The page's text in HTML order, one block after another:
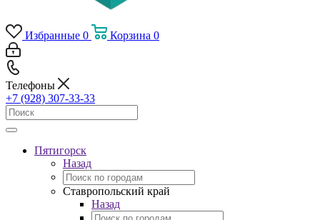
Избранные 0 Корзина 0
Телефоны
+7 (928) 307-33-33
Пятигорск
Назад
Ставропольский край
Назад